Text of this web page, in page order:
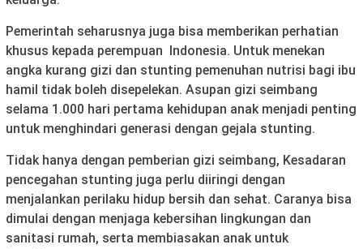
Pemerintah seharusnya juga bisa memberikan perhatian
khusus kepada perempuan Indonesia. Untuk menekan
angka kurang gizi dan stunting pemenuhan nutrisi bagi ibu
hamil tidak boleh disepelekan. Asupan gizi seimbang
selama 1.000 hari pertama kehidupan anak menjadi penting
untuk menghindari generasi dengan gejala stunting.
Tidak hanya dengan pemberian gizi seimbang, Kesadaran
pencegahan stunting juga perlu diiringi dengan
menjalankan perilaku hidup bersih dan sehat. Caranya bisa
dimulai dengan menjaga kebersihan lingkungan dan
sanitasi rumah, serta membiasakan anak untuk